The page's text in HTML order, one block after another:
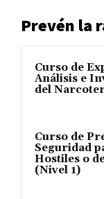
Prevén la
Curso de
Análisis e
del
Curso de
Seguridad
Hostiles o
(Nivel 1)